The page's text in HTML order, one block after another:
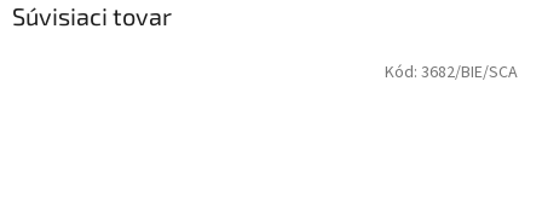
Súvisiaci tovar
Kód: 3682/BIE/SCA